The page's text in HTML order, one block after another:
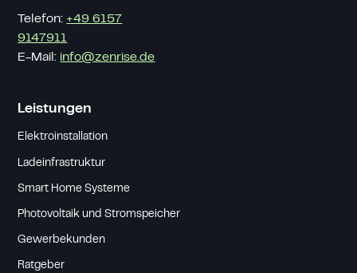
Telefon: +49 6157
9147911
E-Mail:info@zenrise.de
Leistungen
Elektroinstallation
Ladeinfrastruktur
Smart Home Systeme
Photovoltaik und Stromspeicher
Gewerbekunden
Ratgeber